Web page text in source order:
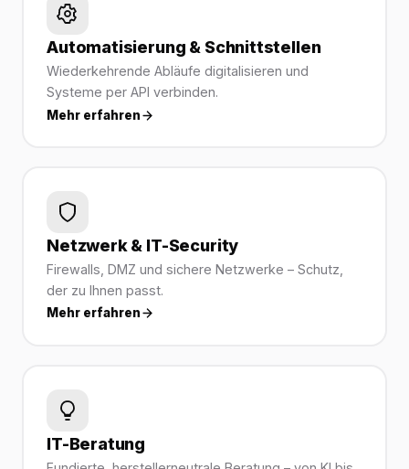
Automatisierung & Schnittstellen
Wiederkehrende Abläufe digitalisieren und
Systeme per API verbinden.
Mehr erfahren
Netzwerk & IT-Security
Firewalls, DMZ und sichere Netzwerke – Schutz,
der zu Ihnen passt.
Mehr erfahren
IT-Beratung